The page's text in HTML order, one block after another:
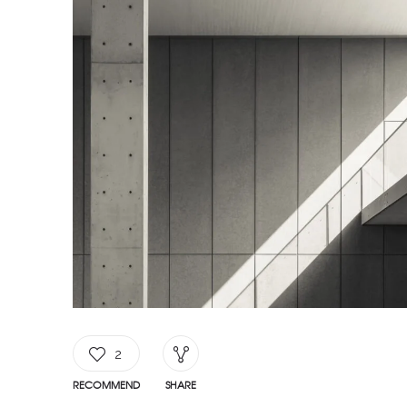
2
RECOMMEND SHARE